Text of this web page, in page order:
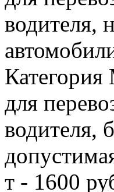
водителя,
Категория
для
водителя,
т - 1600